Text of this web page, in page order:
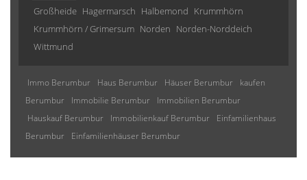
Großheide Hagermarsch Halbemond Krummhörn
Krummhörn / Grimersum Norden Norden-Norddeich
Wittmund
Immo Berumbur Haus Berumbur Häuser Berumbur
kaufen
Berumbur
Immobilie Berumbur
Immobilien Berumbur
Hauskauf Berumbur
Immobilienkauf Berumbur
Einfamilienhaus
Berumbur
Einfamilienhäuser Berumbur